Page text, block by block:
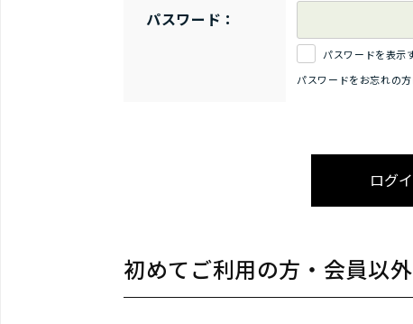
パスワード：
パスワードを表示
パスワードをお忘れの
初めてご利用の方・会員以